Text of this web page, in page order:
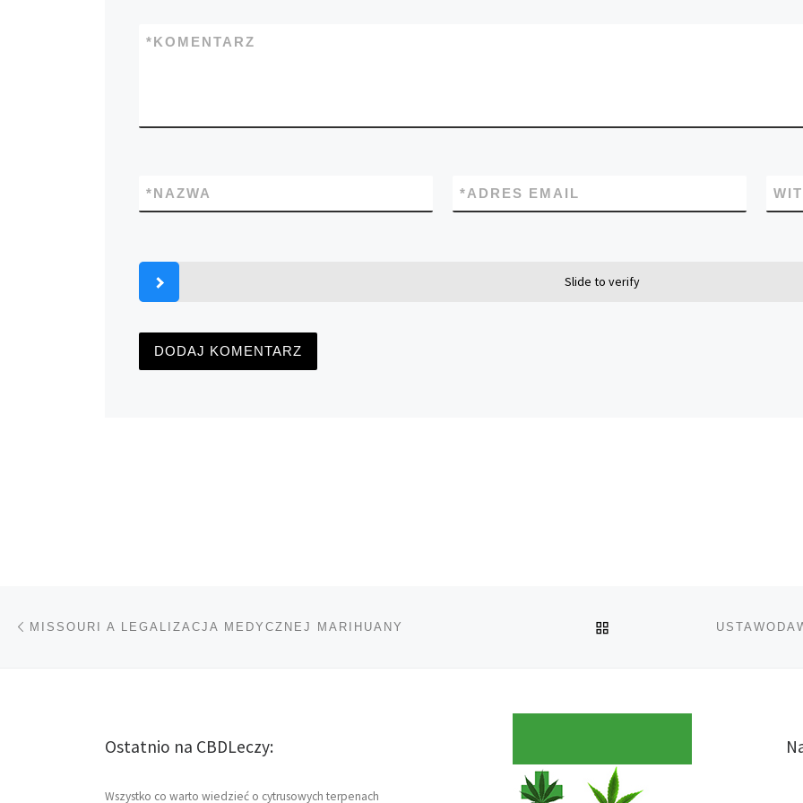
KOMENTARZ
*
NAZWA
* ADRES EMAIL
*
Slide to verify
Nawigacja wpisu
MISSOURI A LEGALIZACJA MEDYCZNEJ MARIHUANY POWRÓT DO LISTY
Ostatnio na CBDLeczy:
Wszystko co warto wiedzieć o cytrusowych terpenach